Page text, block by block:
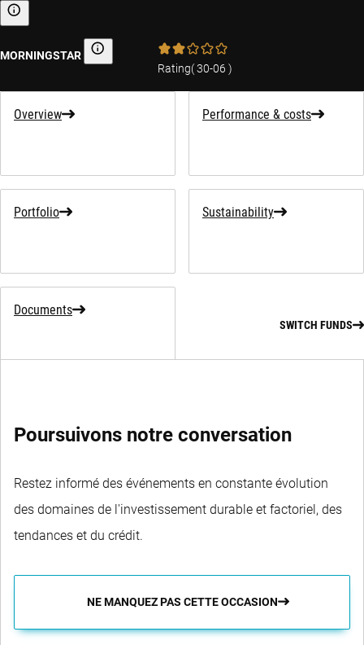
Sustainability-related information
MORNINGSTAR Morningstar
Rating(30-06 )
Overview Performance & costs
Portfolio Sustainability
Documents
SWITCH FUNDS
Poursuivons notre conversation
Restez informé des événements en constante évolution
des domaines de l'investissement durable et factoriel, des
tendances et du crédit.
NE MANQUEZ PAS CETTE OCCASION